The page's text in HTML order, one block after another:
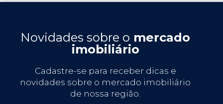
Novidades sobre o mercado
imobiliário
Cadastre-se para receber dicas e
novidades sobre o mercado imobiliário
de nossa região.